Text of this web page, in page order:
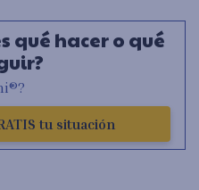
qué hacer o qué
tu situación